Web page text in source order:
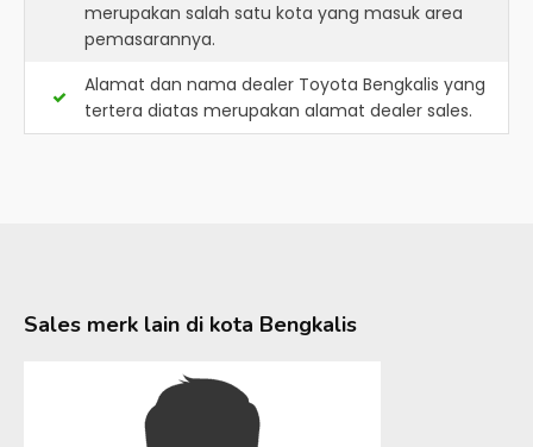
merupakan salah satu kota yang masuk area
pemasarannya.
Alamat dan nama dealer Toyota Bengkalis yang
tertera diatas merupakan alamat dealer sales.
Sales merk lain di kota Bengkalis